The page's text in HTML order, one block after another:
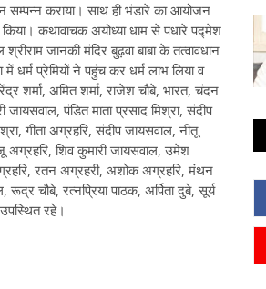
सम्पन्न कराया। साथ ही भंडारे का आयोजन
कथावाचक अयोध्या धाम से पधारे पद्मेश
जानकी मंदिर बुढ़वा बाबा के तत्वावधान
धर्म प्रेमियों ने पहुंच कर धर्म लाभ लिया व
शर्मा, अमित शर्मा, राजेश चौबे, भारत, चंदन
पंडित माता प्रसाद मिश्रा, संदीप
गीता अग्रहरि, संदीप जायसवाल, नीतू
अग्रहरि, शिव कुमारी जायसवाल, उमेश
रतन अग्रहरी, अशोक अग्रहरि, मंथन
चौबे, रत्नप्रिया पाठक, अर्पिता दुबे, सूर्य
रहे।